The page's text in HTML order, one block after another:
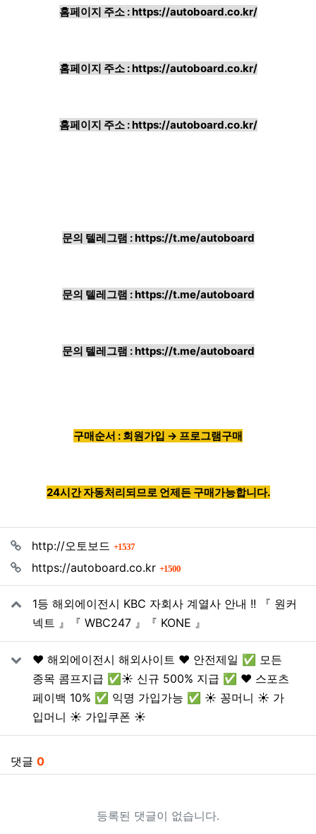
홈페이지 주소 :https://autoboard.co.kr/
홈페이지 주소 :https://autoboard.co.kr/
홈페이지 주소 :https://autoboard.co.kr/
문의 텔레그램 :https://t.me/autoboard
문의 텔레그램 :https://t.me/autoboard
문의 텔레그램 :https://t.me/autoboard
구매순서 : 회원가입 → 프로그램구매
24시간 자동처리되므로 언제든 구매가능합니다.
http://오토보드 1537회 연결
https://autoboard.co.kr
1500회 연결
1등 해외에이전시 KBC 자회사 계열사 안내 !! 『 원커
넥트 』『 WBC247 』『 KONE 』
❤️ 해외에이전시 해외사이트 ❤️ 안전제일 ✅ 모든
종목 콤프지급 ✅☀️ 신규 500% 지급 ✅ ❤️ 스포츠
페이백 10% ✅ 익명 가입가능 ✅ ☀️ 꽁머니 ☀️ 가
입머니 ☀️ 가입쿠폰 ☀️
댓글 0
등록된 댓글이 없습니다.